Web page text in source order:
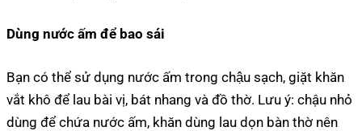
Dùng nước ấm để bao sái
Bạn có thể sử dụng nước ấm trong chậu sạch, giặt khăn
vắt khô để lau bài vị, bát nhang và đồ thờ. Lưu ý: chậu nhỏ
dùng để chứa nước ấm, khăn dùng lau dọn bàn thờ nên